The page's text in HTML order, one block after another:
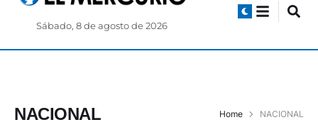
Sábado, 8 de agosto de 2026
NACIONAL Home NACIONAL